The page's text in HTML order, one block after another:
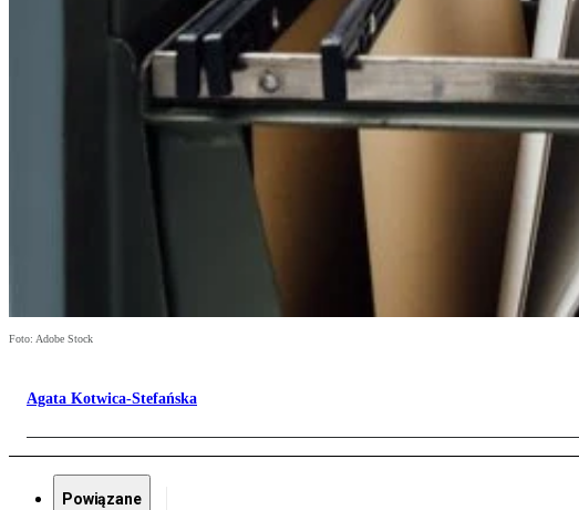
Foto: Adobe Stock
Agata Kotwica-Stefańska
Powiązane